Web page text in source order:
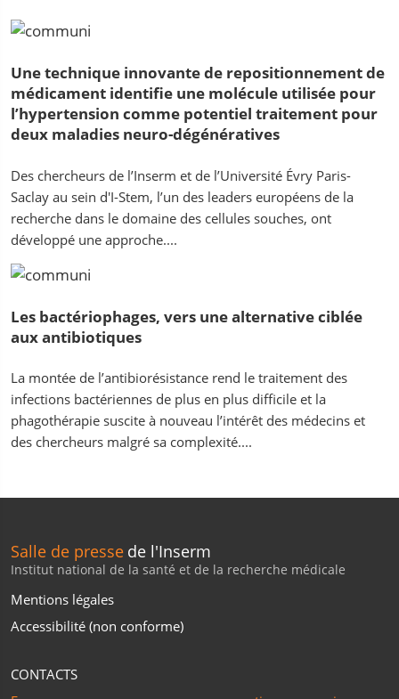
Une technique innovante de repositionnement de
médicament identifie une molécule utilisée pour
l’hypertension comme potentiel traitement pour
deux maladies neuro-dégénératives
Des chercheurs de l’Inserm et de l’Université Évry Paris-
Saclay au sein d'I-Stem, l’un des leaders européens de la
recherche dans le domaine des cellules souches, ont
développé une approche....
Les bactériophages, vers une alternative ciblée
aux antibiotiques
La montée de l’antibiorésistance rend le traitement des
infections bactériennes de plus en plus difficile et la
phagothérapie suscite à nouveau l’intérêt des médecins et
des chercheurs malgré sa complexité....
Salle de presse de l'Inserm
Institut national de la santé et de la recherche médicale
Mentions légales
Accessibilité (non conforme)
CONTACTS